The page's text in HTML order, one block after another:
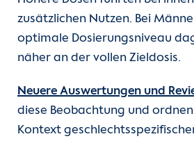
zusätzlichen Nutzen. Bei
optimale Dosierungsniveau
näher an der vollen Zieldosis.
Neuere Auswertungen und
diese Beobachtung und
Kontext